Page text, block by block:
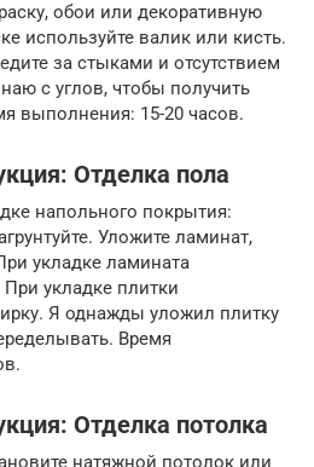
обои или декоративную
используйте валик или кисть.
за стыками и отсутствием
с углов, чтобы получить
выполнения: 15-20 часов.
Отделка пола
напольного покрытия:
Уложите ламинат,
укладке ламината
укладке плитки
Я однажды уложил плитку
Время
Отделка потолка
натяжной потолок или